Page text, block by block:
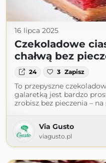
16 lipca 2025
Czekoladowe
chałwą bez
24 3 Zapisz
To przepyszne
galaretką jest bardzo
zrobisz bez pieczenia – na
Via Gusto
viagusto.pl